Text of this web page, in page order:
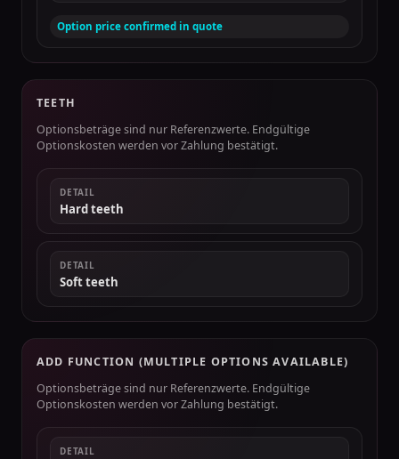
Option price confirmed in quote
TEETH
Optionsbeträge sind nur Referenzwerte. Endgültige
Optionskosten werden vor Zahlung bestätigt.
DETAIL
Hard teeth
DETAIL
Soft teeth
ADD FUNCTION (MULTIPLE OPTIONS AVAILABLE)
Optionsbeträge sind nur Referenzwerte. Endgültige
Optionskosten werden vor Zahlung bestätigt.
DETAIL